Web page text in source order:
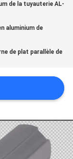
de la tuyauterie AL-
aluminium de
de plat parallèle de